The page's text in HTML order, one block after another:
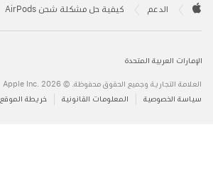
Footer

الدعم كيفية حل مشكلة شحن AirPods
الإمارات العربية المتحدة
العلامة التجارية وجميع الحقوق محفوظة. © 2026 ‏.Apple Inc
سياسة الخصوصية
المعلومات القانونية خريطة الموقع